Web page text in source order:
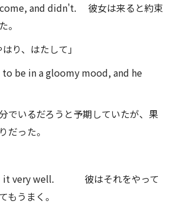
and didn't. 彼女は来ると約束
。
り、はたして」
be in a gloomy mood, and he
でいるだろうと予期していたが、果
だった。
it very well. 彼はそれをやって
もうまく。